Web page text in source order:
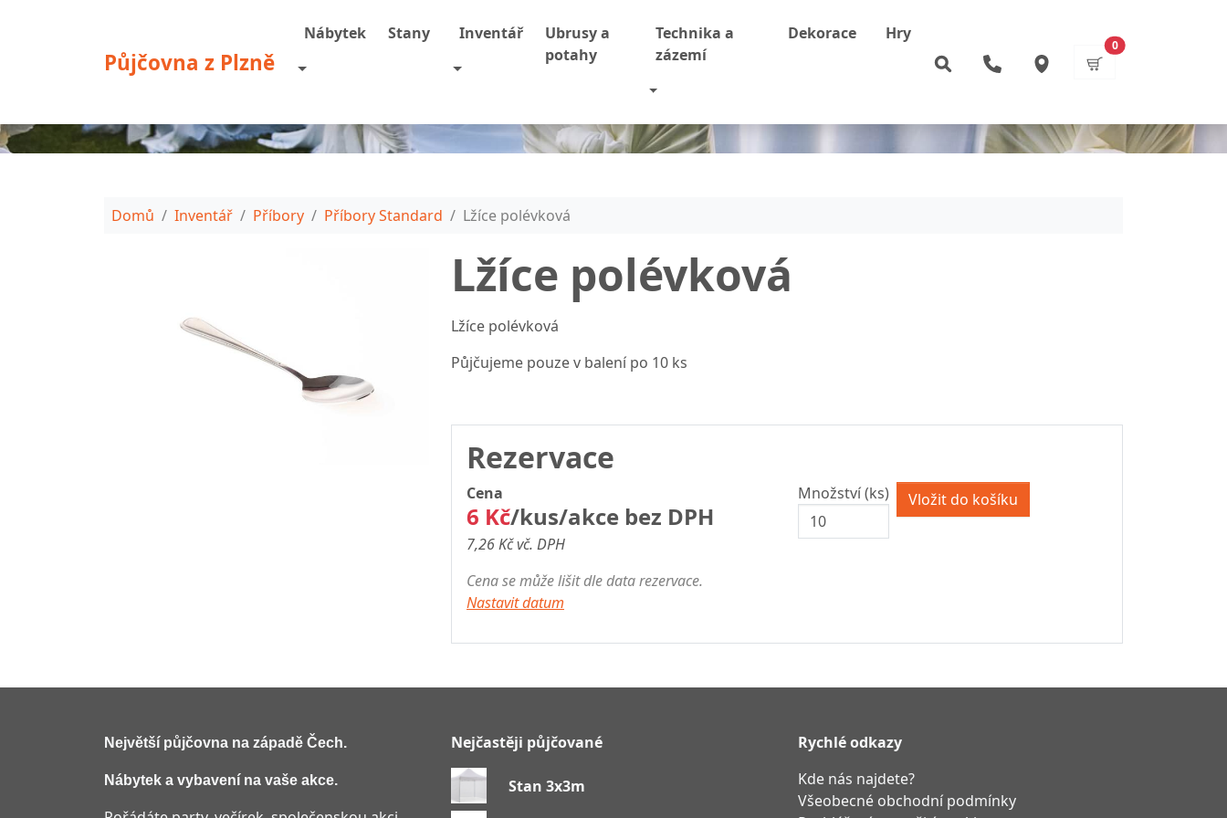
Půjčovna z Plzně
0items
Nábytek
Toggle Dropdown
Stany
Inventář
Toggle Dropdown
Ubrusy a
potahy
Technika a
zázemí
Toggle Dropdown
Dekorace Hry
Drobečková navigace
Domů Inventář Příbory Příbory Standard Lžíce polévková
Lžíce polévková
Lžíce polévková
Půjčujeme pouze v balení po 10 ks
Rezervace
Cena
6 Kč/kus/akce bez DPH
7,26 Kč vč. DPH
Cena se může lišit dle data rezervace.
Nastavit datum
Množství (ks)
Největší půjčovna na západě Čech.
Nábytek a vybavení na vaše akce.
Nejčastěji půjčované
Stan 3x3m
Rychlé odkazy
Kde nás najdete?
Všeobecné obchodní podmínky